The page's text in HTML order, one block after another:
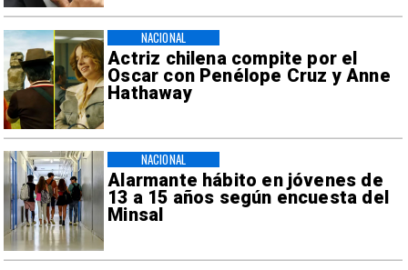
Actriz chilena compite por el
Oscar con Penélope Cruz y Anne
Hathaway
NACIONAL
Alarmante hábito en jóvenes de
13 a 15 años según encuesta del
Minsal
NACIONAL